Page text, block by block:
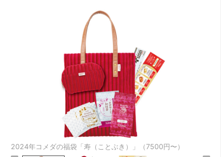
2024年コメダの福袋「寿（ことぶき）」（7500円〜）